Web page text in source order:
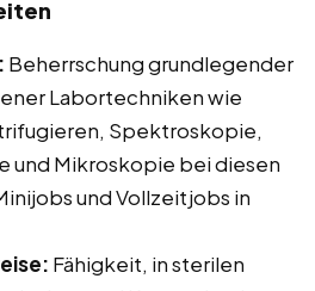
Beherrschung grundlegender
Labortechniken wie
Spektroskopie,
und Mikroskopie bei diesen
und Vollzeitjobs in
Fähigkeit, in sterilen